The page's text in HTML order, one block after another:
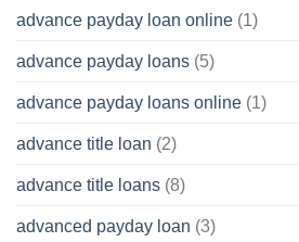
advance payday loan online (1)
advance payday loans (5)
advance payday loans online (1)
advance title loan (2)
advance title loans (8)
advanced payday loan (3)